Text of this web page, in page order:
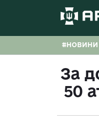
#НОВИНИ
За
50